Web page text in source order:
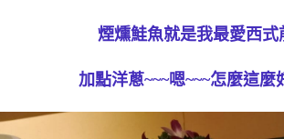
煙燻鮭魚就是我最愛西式
加點洋蔥~~~嗯~~~怎麼這麼